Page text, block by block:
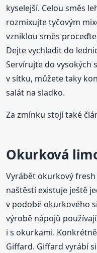
kyselejší. Celou směs
rozmixujte tyčovým
vzniklou směs
Dejte vychladit do
Servírujte do vysokých
v sítku, můžete taky
salát na sladko.
Za zmínku stojí také
Okurková
Vyrábět okurkový
naštěstí existuje ještě
v podobě okurkového
výrobě nápojů
i s okurkami.
Giffard. Giffard vyrábí